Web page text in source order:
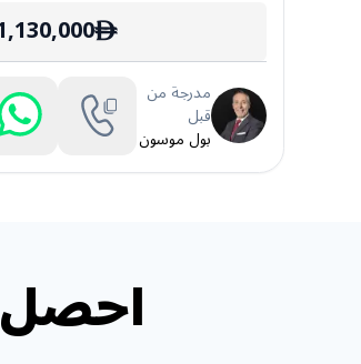
ê
مدرجة من
قبل
بول موسون
احصل